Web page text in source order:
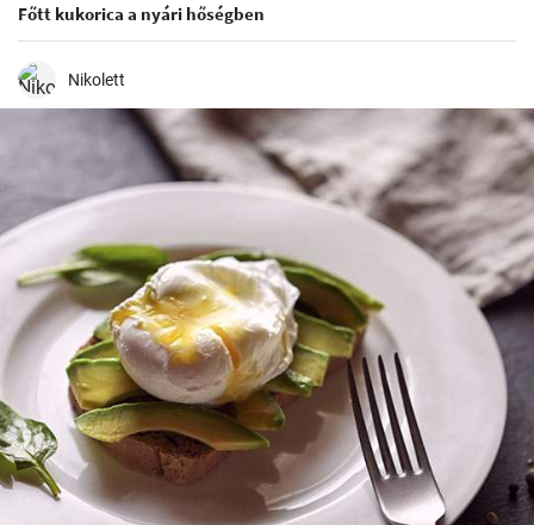
Főtt kukorica a nyári hőségben
Nikolett